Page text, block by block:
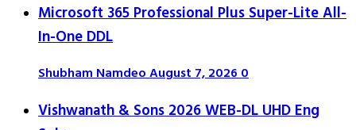
Microsoft 365 Professional Plus Super-Lite All-
In-One DDL
Shubham NamdeoAugust 7, 20260
Vishwanath & Sons 2026 WEB-DL UHD Eng